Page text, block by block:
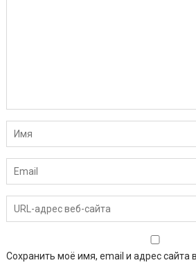
Сохранить моё имя, email и адрес сайта